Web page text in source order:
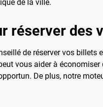
de la ville.
réserver des
de réserver vos billets
vous aider à
De plus, notre